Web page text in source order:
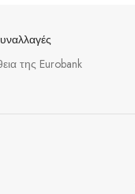
της Eurobank